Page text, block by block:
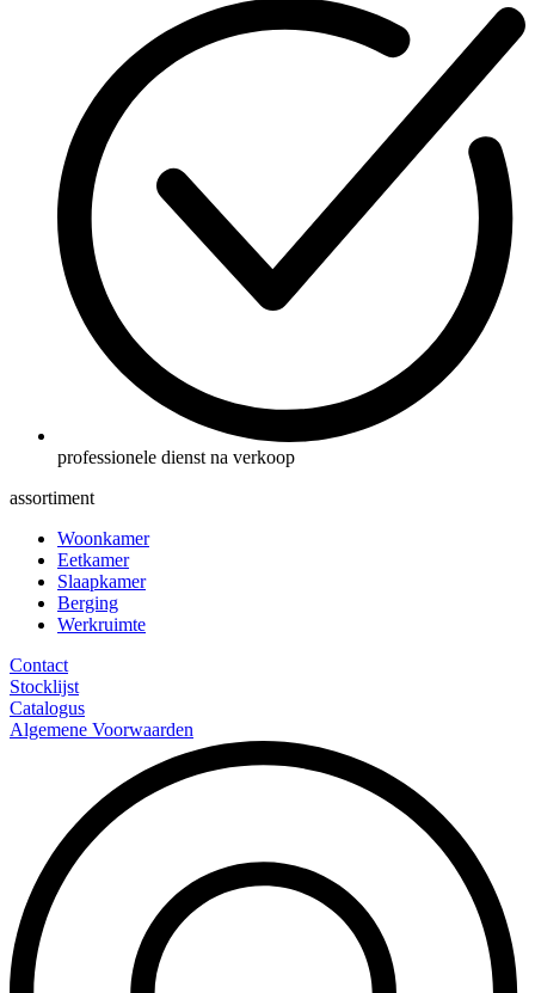
professionele dienst na verkoop
assortiment
Woonkamer
Eetkamer
Slaapkamer
Berging
Werkruimte
Contact
Stocklijst
Catalogus
Algemene Voorwaarden